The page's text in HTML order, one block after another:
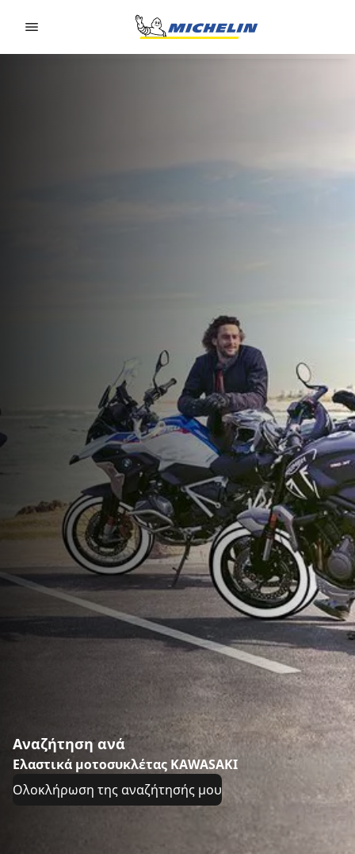
Αναζήτηση ανά
Ελαστικά μοτοσυκλέτας KAWASAKI
Ολοκλήρωση της αναζήτησής μου